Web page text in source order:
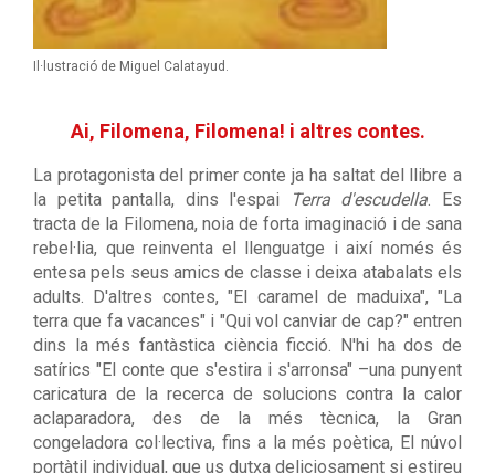
Il·lustració de Miguel Calatayud.
Ai, Filomena, Filomena! i altres contes.
La protagonista del primer conte ja ha saltat del llibre a
la petita pantalla, dins l'espai
Terra d'escudella. Es
tracta de la Filomena, noia de forta imaginació i de sana
rebel·lia, que reinventa el llenguatge i així només és
entesa pels seus amics de classe i deixa atabalats els
adults. D'altres contes, "El caramel de maduixa", "La
terra que fa vacances" i "Qui vol canviar de cap?" entren
dins la més fantàstica ciència ficció. N'hi ha dos de
satírics "El conte que s'estira i s'arronsa" –una punyent
caricatura de la recerca de solucions contra la calor
aclaparadora, des de la més tècnica, la Gran
congeladora col·lectiva, fins a la més poètica, El núvol
portàtil individual, que us dutxa deliciosament si estireu